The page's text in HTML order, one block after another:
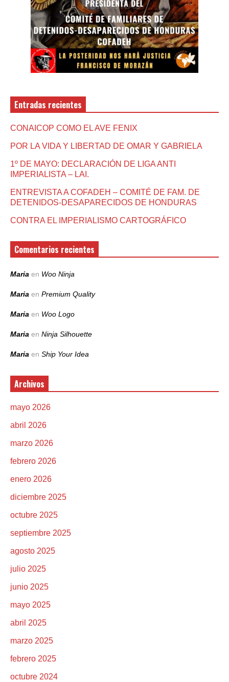
Entradas recientes
CONAICOP COMO EL AVE FENIX
POR LA VIDA Y LIBERTAD DE OMAR Y GABRIELA
1º DE MAYO: DECLARACIÓN DE LIGA ANTI
IMPERIALISTA – LAI.
ENTREVISTA A COFADEH – COMITÉ DE FAM. DE
DETENIDOS-DESAPARECIDOS DE HONDURAS
CONTRA EL IMPERIALISMO CARTOGRÁFICO
Comentarios recientes
Maria en Woo Ninja
Maria en Premium Quality
Maria en Woo Logo
Maria en Ninja Silhouette
Maria en Ship Your Idea
Archivos
mayo 2026
abril 2026
marzo 2026
febrero 2026
enero 2026
diciembre 2025
octubre 2025
septiembre 2025
agosto 2025
julio 2025
junio 2025
mayo 2025
abril 2025
marzo 2025
febrero 2025
octubre 2024